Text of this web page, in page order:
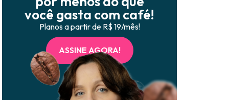
você gasta com café!
Planos a partir de R$ 19/mês!
ASSINE AGORA!